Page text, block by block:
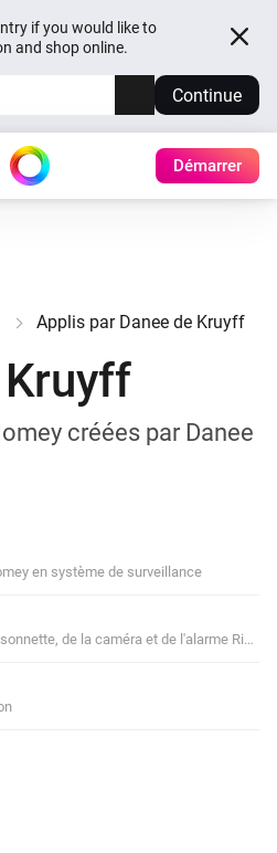
if you would like to
and shop online.
Continue
Démarrer
Applis par Danee de Kruyff
Kruyff
créées par Danee
en système de surveillance
de la caméra et de l'alarme Ring